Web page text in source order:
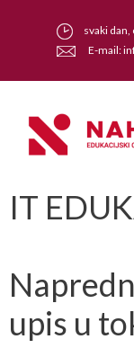
svaki dan,
E-mail:
IT
upis u